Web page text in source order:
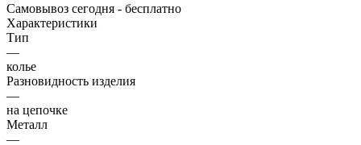
Самовывоз сегодня - бесплатно
Характеристики
Тип
—
колье
Разновидность изделия
—
на цепочке
Металл
—